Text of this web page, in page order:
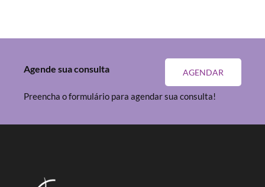
AGENDAR
Agende sua consulta
Preencha o formulário para agendar sua consulta!